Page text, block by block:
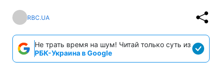
RBC.UA
Не трать время на шум! Читай только суть из
РБК-Украина в Google